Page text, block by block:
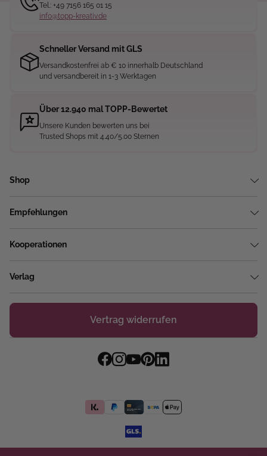
Tel.: +49 7156 165 01 15
info@topp-kreativ.de
Schneller Versand mit GLS
Versandkostenfrei ab € 10 innerhalb Deutschland
und versandbereit in 1-3 Werktagen
Über 12.940 mal TOPP-Bewertet
Unsere Kunden bewerten uns bei
Trusted Shops mit 4.40/5.00 Sternen
Shop
Empfehlungen
Kooperationen
Verlag
Vertrag widerrufen